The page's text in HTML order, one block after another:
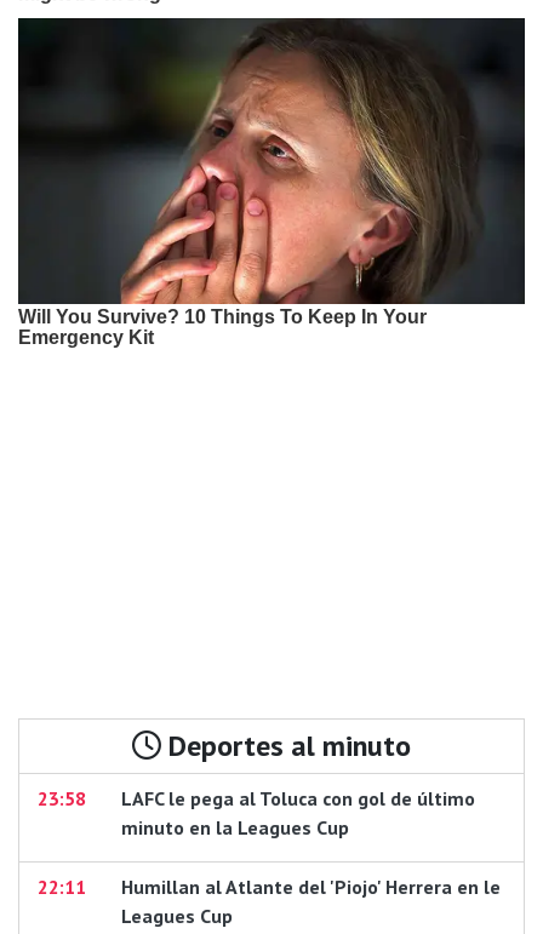
Deportes al minuto
23:58
LAFC le pega al Toluca con gol de último
minuto en la Leagues Cup
22:11
Humillan al Atlante del 'Piojo' Herrera en le
Leagues Cup